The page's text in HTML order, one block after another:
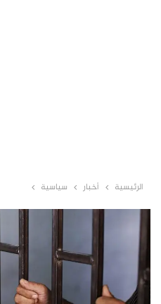
الرئيسية أخبار سياسية